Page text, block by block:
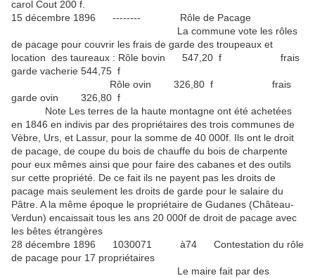
carol Cout 200 f.
15 décembre 1896 -------- Rôle de Pacage
La commune vote les rôles
de pacage pour couvrir les frais de garde des troupeaux et
location des taureaux : Rôle bovin 547,20 f frais
garde vacherie 544,75 f
Rôle ovin 326,80 f frais
garde ovin 326,80 f
Note Les terres de la haute montagne ont été achetées
en 1846 en indivis par des propriétaires des trois communes de
Vèbre, Urs, et Lassur, pour la somme de 40 000f. Ils ont le droit
de pacage, de coupe du bois de chauffe du bois de charpente
pour eux mêmes ainsi que pour faire des cabanes et des outils
sur cette propriété. De ce fait ils ne payent pas les droits de
pacage mais seulement les droits de garde pour le salaire du
Pâtre. A la même époque le propriétaire de Gudanes (Château-
Verdun) encaissait tous les ans 20 000f de droit de pacage avec
les bêtes étrangères
28 décembre 1896 1030071 à74 Contestation du rôle
de pacage pour 17 propriétaires
Le maire fait par des